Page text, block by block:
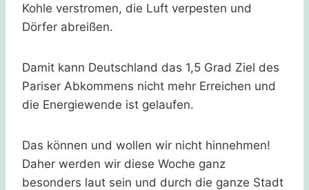
Kohle verstromen, die Luft verpesten und
Dörfer abreißen.
Damit kann Deutschland das 1,5 Grad Ziel des
Pariser Abkommens nicht mehr Erreichen und
die Energiewende ist gelaufen.
Das können und wollen wir nicht hinnehmen!
Daher werden wir diese Woche ganz
besonders laut sein und durch die ganze Stadt